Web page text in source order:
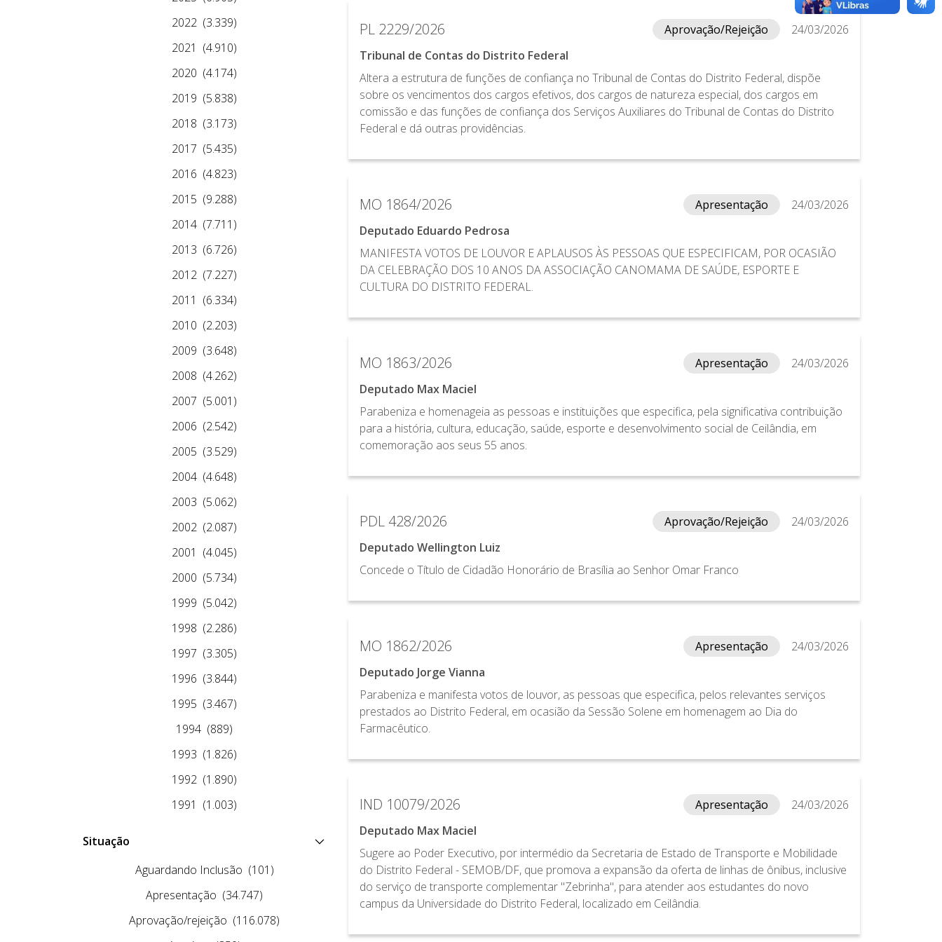
2022 (3.339)
2021 (4.910)
2020 (4.174)
2019 (5.838)
2018 (3.173)
2017 (5.435)
2016 (4.823)
2015 (9.288)
2014 (7.711)
2013 (6.726)
2012 (7.227)
2011 (6.334)
2010 (2.203)
2009 (3.648)
2008 (4.262)
2007 (5.001)
2006 (2.542)
2005 (3.529)
2004 (4.648)
2003 (5.062)
2002 (2.087)
2001 (4.045)
2000 (5.734)
1999 (5.042)
1998 (2.286)
1997 (3.305)
1996 (3.844)
1995 (3.467)
1994 (889)
1993 (1.826)
1992 (1.890)
1991 (1.003)
Situação
Aguardando Inclusão (101)
Apresentação (34.747)
Aprovação/rejeição (116.078)
PL 2229/2026 Aprovação/Rejeição
24/03/2026
Tribunal de Contas do Distrito Federal
Altera a estrutura de funções de confiança no Tribunal de Contas do Distrito Federal, dispõe
sobre os vencimentos dos cargos efetivos, dos cargos de natureza especial, dos cargos em
comissão e das funções de confiança dos Serviços Auxiliares do Tribunal de Contas do Distrito
Federal e dá outras providências.
MO 1864/2026 Apresentação
24/03/2026
Deputado Eduardo Pedrosa
MANIFESTA VOTOS DE LOUVOR E APLAUSOS ÀS PESSOAS QUE ESPECIFICAM, POR OCASIÃO
DA CELEBRAÇÃO DOS 10 ANOS DA ASSOCIAÇÃO CANOMAMA DE SAÚDE, ESPORTE E
CULTURA DO DISTRITO FEDERAL.
MO 1863/2026 Apresentação
24/03/2026
Deputado Max Maciel
Parabeniza e homenageia as pessoas e instituições que especifica, pela significativa contribuição
para a história, cultura, educação, saúde, esporte e desenvolvimento social de Ceilândia, em
comemoração aos seus 55 anos.
PDL 428/2026 Aprovação/Rejeição
24/03/2026
Deputado Wellington Luiz
Concede o Título de Cidadão Honorário de Brasília ao Senhor Omar Franco
MO 1862/2026 Apresentação
24/03/2026
Deputado Jorge Vianna
Parabeniza e manifesta votos de louvor, as pessoas que especifica, pelos relevantes serviços
prestados ao Distrito Federal, em ocasião da Sessão Solene em homenagem ao Dia do
Farmacêutico.
IND 10079/2026 Apresentação
24/03/2026
Deputado Max Maciel
Sugere ao Poder Executivo, por intermédio da Secretaria de Estado de Transporte e Mobilidade
do Distrito Federal - SEMOB/DF, que promova a expansão da oferta de linhas de ônibus, inclusive
do serviço de transporte complementar "Zebrinha", para atender aos estudantes do novo
campus da Universidade do Distrito Federal, localizado em Ceilândia.